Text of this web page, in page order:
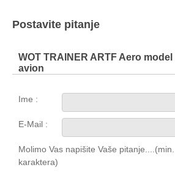
Postavite pitanje
WOT TRAINER ARTF Aero model
avion
Ime :
E-Mail :
Molimo Vas napišite Vaše
karaktera)